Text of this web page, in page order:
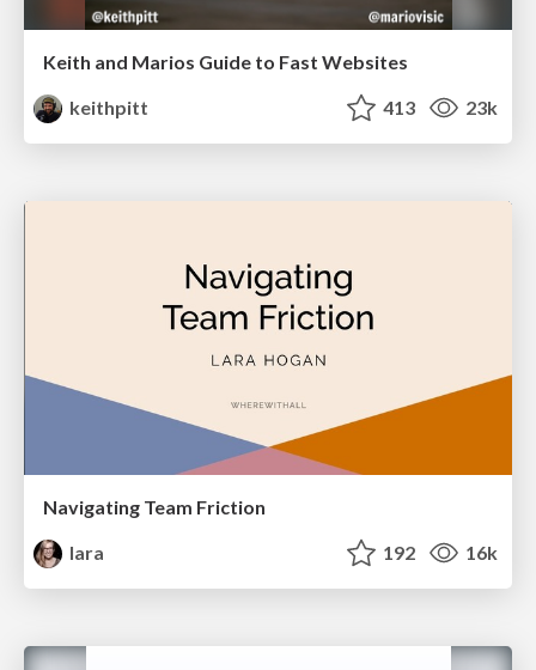
Keith and Marios Guide to Fast Websites
keithpitt
413 23k
Navigating Team Friction
lara
192 16k